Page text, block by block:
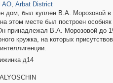
AO, Arbat District
дом, был куплен В.А. Морозовой в
этом месте был построен особняк
принадлежал В.А. Морозовой до
кружка, на которых
д14